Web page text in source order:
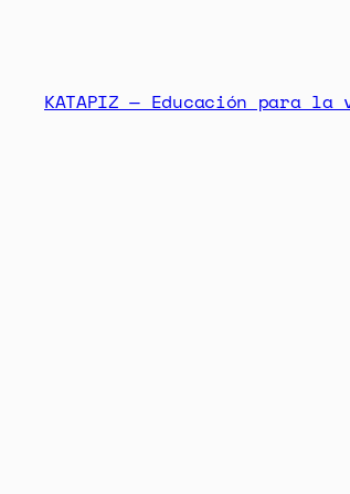
KATAPIZ — Educación para la